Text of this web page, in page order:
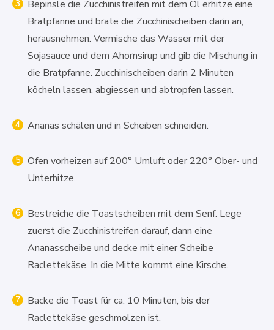
Bepinsle die Zucchinistreifen mit dem Öl erhitze eine
Bratpfanne und brate die Zucchinischeiben darin an,
herausnehmen. Vermische das Wasser mit der
Sojasauce und dem Ahornsirup und gib die Mischung in
die Bratpfanne. Zucchinischeiben darin 2 Minuten
köcheln lassen, abgiessen und abtropfen lassen.
Ananas schälen und in Scheiben schneiden.
Ofen vorheizen auf 200° Umluft oder 220° Ober- und
Unterhitze.
Bestreiche die Toastscheiben mit dem Senf. Lege
zuerst die Zucchinistreifen darauf, dann eine
Ananasscheibe und decke mit einer Scheibe
Raclettekäse. In die Mitte kommt eine Kirsche.
Backe die Toast für ca. 10 Minuten, bis der
Raclettekäse geschmolzen ist.